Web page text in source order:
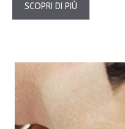
SCOPRI DI PIÙ